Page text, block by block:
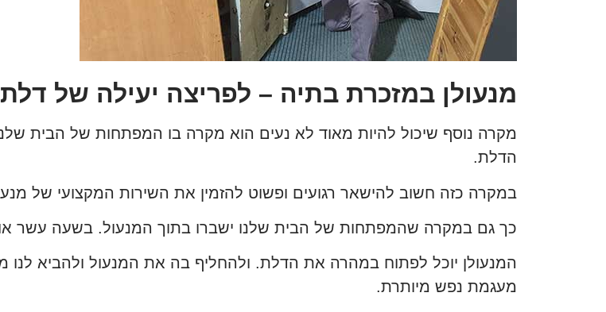
מנעולן במזכרת בתיה – לפריצה יעילה של
מקרה נוסף שיכול להיות מאוד לא נעים הוא מקרה בו המפתחות של הבית
הדלת.
במקרה כזה חשוב להישאר רגועים ופשוט להזמין את השירות המקצועי של מנעולן שעובד 24
כך גם במקרה שהמפתחות של הבית שלנו ישברו בתוך המנעול. בשעה עשר או
המנעולן יוכל לפתוח במהרה את הדלת. ולהחליף בה את המנעול ולהביא לנו
מעגמת נפש מיותרת.